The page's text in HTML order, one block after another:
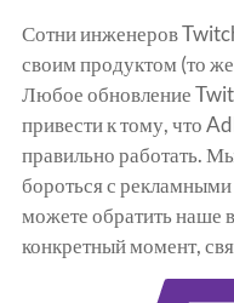
Сотни инженеров
своим продуктом (то
Любое обновление
привести к тому, что
правильно работать.Мы
бороться с
можете обратить наше
конкретный момент,